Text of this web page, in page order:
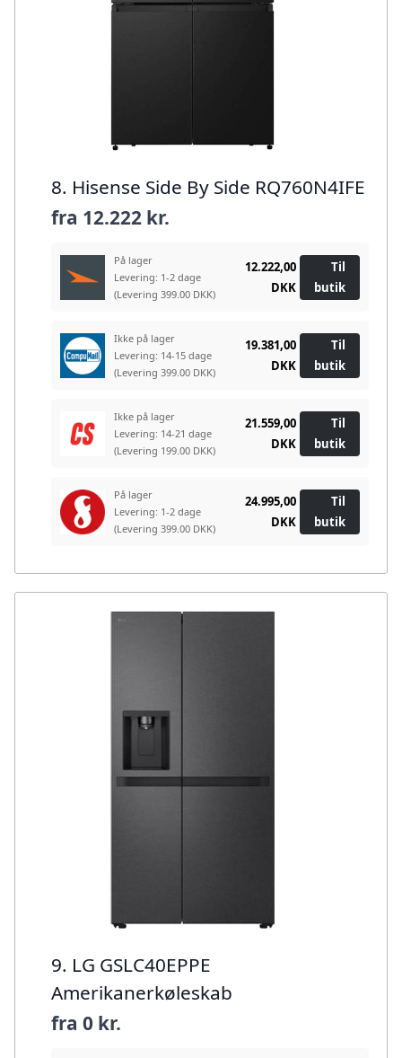
8. Hisense Side By Side RQ760N4IFE
fra 12.222 kr.
På lager
Levering: 1-2 dage
(Levering 399.00 DKK)
12.222,00
DKK
Til
butik
Ikke på lager
Levering: 14-15 dage
(Levering 399.00 DKK)
19.381,00
DKK
Til
butik
Ikke på lager
Levering: 14-21 dage
(Levering 199.00 DKK)
21.559,00
DKK
Til
butik
På lager
Levering: 1-2 dage
(Levering 399.00 DKK)
24.995,00
DKK
Til
butik
9. LG GSLC40EPPE
Amerikanerkøleskab
fra 0 kr.